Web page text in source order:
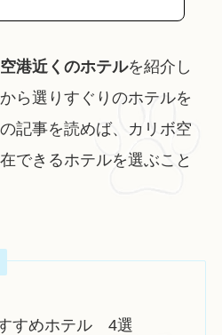
港近くのホテルを紹介し
ら選りすぐりのホテルを
記事を読めば、カリボ空
できるホテルを選ぶこと
すめホテル 4選